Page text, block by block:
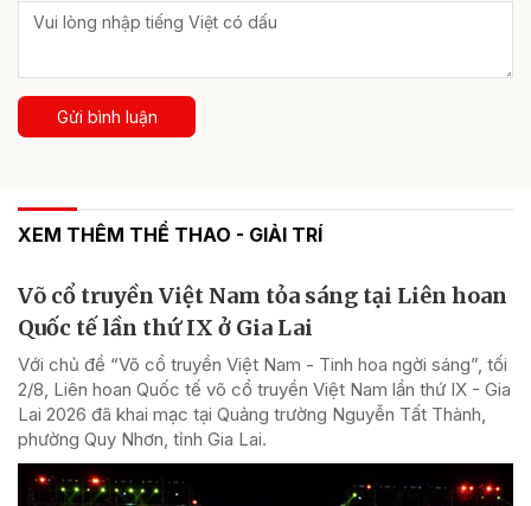
Gửi bình luận
XEM THÊM THỂ THAO - GIẢI TRÍ
Võ cổ truyền Việt Nam tỏa sáng tại Liên hoan
Quốc tế lần thứ IX ở Gia Lai
Với chủ đề “Võ cổ truyền Việt Nam - Tinh hoa ngời sáng”, tối
2/8, Liên hoan Quốc tế võ cổ truyền Việt Nam lần thứ IX - Gia
Lai 2026 đã khai mạc tại Quảng trường Nguyễn Tất Thành,
phường Quy Nhơn, tỉnh Gia Lai.